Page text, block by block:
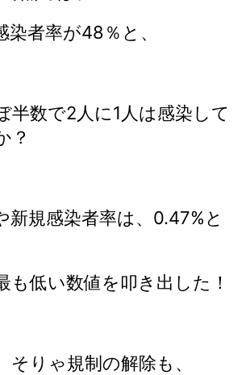
染者率が48％と、
半数で2人に1人は感染して
？
新規感染者率は、0.47%と
も低い数値を叩き出した！
そりゃ規制の解除も、